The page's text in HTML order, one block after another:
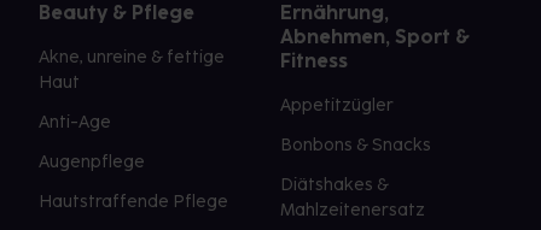
Beauty & Pflege
Akne, unreine & fettige
Haut
Anti-Age
Augenpflege
Hautstraffende Pflege
Ernährung,
Abnehmen, Sport &
Fitness
Appetitzügler
Bonbons & Snacks
Diätshakes &
Mahlzeitenersatz